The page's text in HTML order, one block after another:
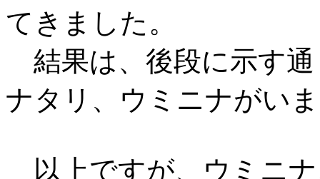
てきました。
結果は、後段に示す
ナタリ、ウミニナがい
以上ですが、ウミニ